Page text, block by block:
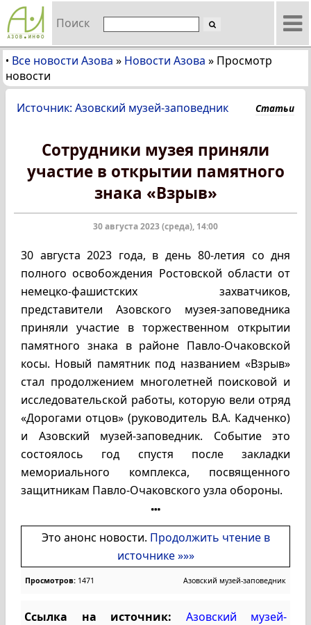
Поиск
• Все новости Азова » Новости Азова » Просмотр
новости
Источник: Азовский музей-заповедник Статьи
Сотрудники музея приняли
участие в открытии памятного
знака «Взрыв»
30 августа 2023 (среда), 14:00
30 августа 2023 года, в день 80-летия со дня
полного освобождения Ростовской области от
немецко-фашистских захватчиков,
представители Азовского музея-заповедника
приняли участие в торжественном открытии
памятного знака в районе Павло-Очаковской
косы. Новый памятник под названием «Взрыв»
стал продолжением многолетней поисковой и
исследовательской работы, которую вели отряд
«Дорогами отцов» (руководитель В.А. Кадченко)
и Азовский музей-заповедник. Событие это
состоялось год спустя после закладки
мемориального комплекса, посвященного
защитникам Павло-Очаковского узла обороны.
Это анонс новости. Продолжить чтение в
источнике »»»
Просмотров: 1471 Азовский музей-заповедник
Ссылка на источник:
Азовский музей-